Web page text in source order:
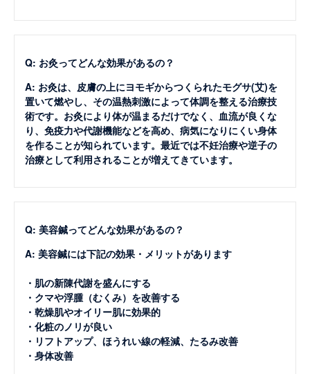
Q: お灸ってどんな効果があるの？
A: お灸は、皮膚の上にヨモギからつくられたモグサ(艾)を
置いて燃やし、その温熱刺激によって体調を整える治療技
術です。お灸により体が温まるだけでなく、血流が良くな
り、免疫力や代謝機能などを高め、病気になりにくい身体
を作ることが知られています。最近では不妊治療や逆子の
治療として利用されることが増えてきています。
Q: 美容鍼ってどんな効果があるの？
A: 美容鍼には下記の効果・メリットがあります
・肌の新陳代謝を盛んにする
・クマや浮腫（むくみ）を改善する
・乾燥肌やオイリー肌に効果的
・化粧のノリが良い
・リフトアップ、ほうれい線の軽減、たるみ改善
・身体改善